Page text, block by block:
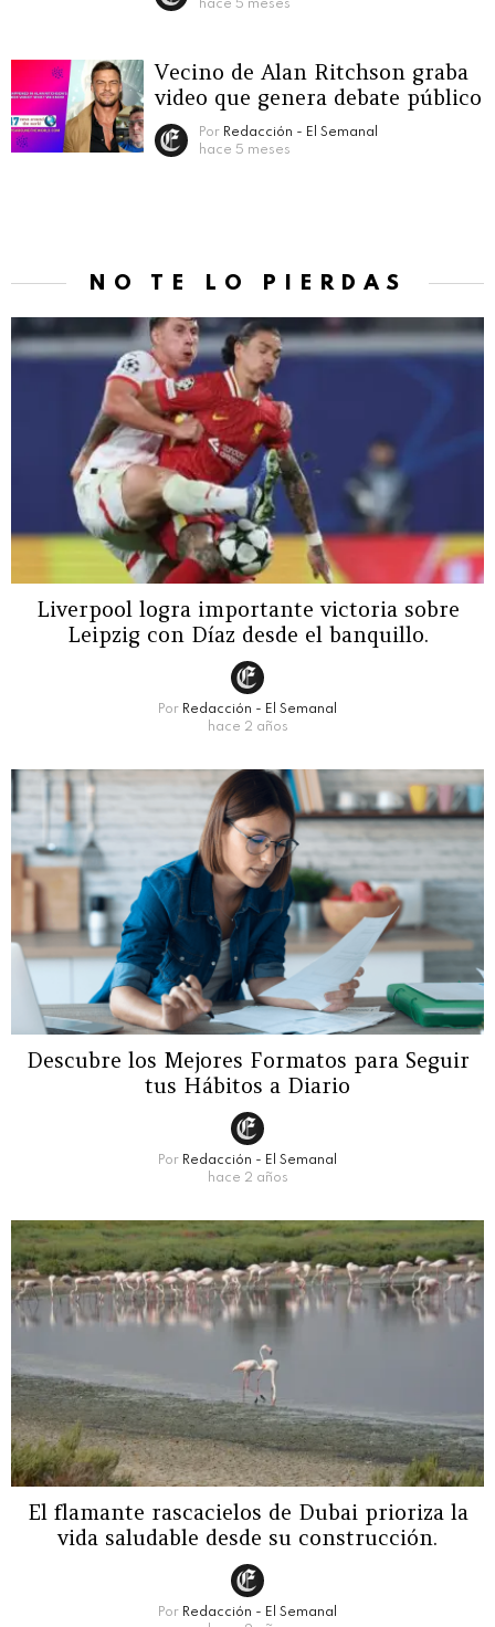
hace 5 meses
Vecino de Alan Ritchson graba
video que genera debate público
Por Redacción - El Semanal
hace 5 meses
NO TE LO PIERDAS
Liverpool logra importante victoria sobre
Leipzig con Díaz desde el banquillo.
Por Redacción - El Semanal
hace 2 años
Descubre los Mejores Formatos para Seguir
tus Hábitos a Diario
Por Redacción - El Semanal
hace 2 años
El flamante rascacielos de Dubai prioriza la
vida saludable desde su construcción.
Por Redacción - El Semanal